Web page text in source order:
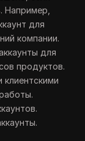
Например,
для
компании.
для
продуктов.
клиентскими